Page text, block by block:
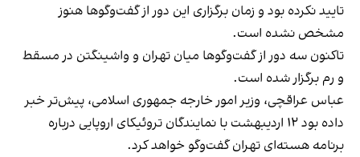
تایید نکرده بود و زمان برگزاری این دور از گفت‌وگوها هنوز
مشخص نشده است.
تاکنون سه دور از گفت‌وگوها میان تهران و واشینگتن در مسقط
و رم برگزار شده است.
عباس عراقچی، وزیر امور خارجه جمهوری اسلامی، پیش‌تر خبر
داده بود ۱۲ اردیبهشت با نمایندگان تروئیکای اروپایی درباره
برنامه هسته‌ای تهران گفت‌وگو خواهد کرد.